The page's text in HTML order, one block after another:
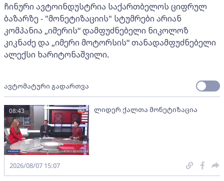
ჩინური ავტოინდუსტრია საქართბელოს ციფრულ
ბაზარზე - "მონეტიზაციის" სტუმრები არიან
კომპანია „იმერის“ დამფუძნებელი ნიკოლოზ
კიკნაძე და „იმერი მოტორსის“ თანადამფუძნებელი
ალექსი ხარიტონაშვილი.
ავტომატური გადართვა
ლიდერ ქალთა მონეტიზაცია
08:43
2026/08/07 15:07